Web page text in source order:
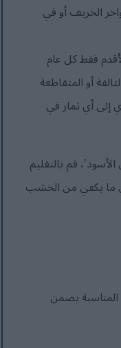
الخريف أو في
فقط كل عام
أو المتقاطعة
إلى أي ثمار في
قم بالتقليم
ما يكفي من الخشب
المناسبة يضمن